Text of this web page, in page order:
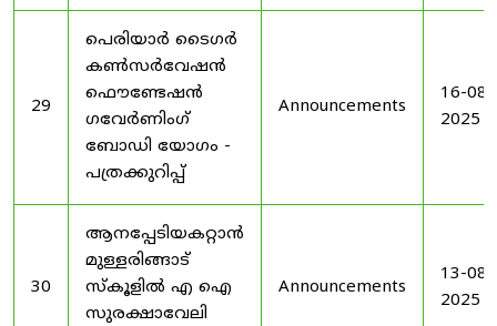
29
പെരിയാർ ടൈഗർ
കൺസർവേഷൻ
ഫൌണ്ടേഷൻ
ഗവേർണിംഗ്
ബോഡി യോഗം -
പത്രക്കുറിപ്പ്
Announcements
16-08-
2025
30
ആനപ്പേടിയകറ്റാൻ
മുള്ളരിങ്ങാട്
സ്കൂളിൽ എ ഐ
സുരക്ഷാവേലി
Announcements
13-08-
2025